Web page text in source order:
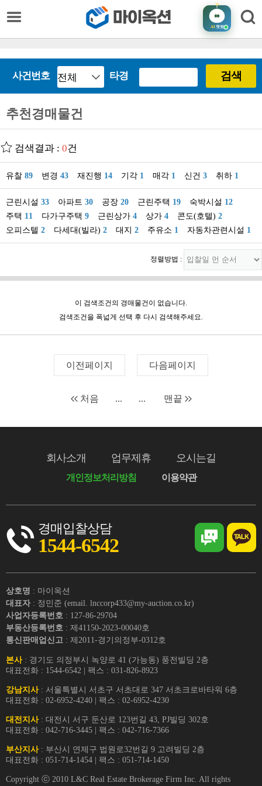
AI챗봇
사건번호 타경 검색
추천경매물건
검색결과 : 0건
유찰 89 변경 43 재진행 14 기각 1 매각 1 신건 3 취하 1
근린시설 33 아파트 30 공장 20 근린주택 19 숙박시설 12
주택 11 다가구주택 9 근린상가 4 상가 4 콘도(호텔) 2
오피스텔 2 다세대(빌라) 2 대지 2 주유소 1 자동차관련시설 1
정렬방법 :
이 검색조건의 경매물건이 없습니다.
검색조건을 폭넓게 선택 후 다시 검색해주세요.
이전페이지 다음페이지
처음 ... ... 맨끝
회사소개 업무제휴 오시는길
개인정보처리방침 이용약관
경매입찰상담
1544-6542
상호명 : 마이옥션
대표자 : 정민준 (email. lnccorp433@my-auction.co.kr)
사업자등록번호 : 127-86-29704
부동산등록번호 : 제41150-2023-00040호
통신판매업신고 : 제2011-경기의정부-0312호
본사: 경기도 의정부시 녹양로 41 (가능동) 풍전빌딩 2층
대표전화 : 1544-6542 | 팩스 : 031-826-8923
강남지사: 서울특별시 서초구 서초대로 347 서초크로바타워 6층
대표전화 : 02-6952-4240 | 팩스 : 02-6952-4230
대전지사: 대전시 서구 둔산로 123번길 43, PJ빌딩 302호
대표전화 : 042-716-3445 | 팩스 : 042-716-7366
부산지사: 부산시 연제구 법원로32번길 9 고려빌딩 2층
대표전화 : 051-714-1454 | 팩스 : 051-714-1450
Copyright ⓒ 2010 L&C Real Estate Brokerage Firm Inc. All rights